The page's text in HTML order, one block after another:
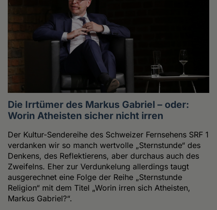
Die Irrtümer des Markus Gabriel – oder:
Worin Atheisten sicher nicht irren
Der Kultur-Sendereihe des Schweizer Fernsehens SRF 1
verdanken wir so manch wertvolle „Sternstunde“ des
Denkens, des Reflektierens, aber durchaus auch des
Zweifelns. Eher zur Verdunkelung allerdings taugt
ausgerechnet eine Folge der Reihe „Sternstunde
Religion“ mit dem Titel „Worin irren sich Atheisten,
Markus Gabriel?“.